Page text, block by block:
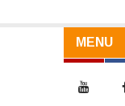
MENU